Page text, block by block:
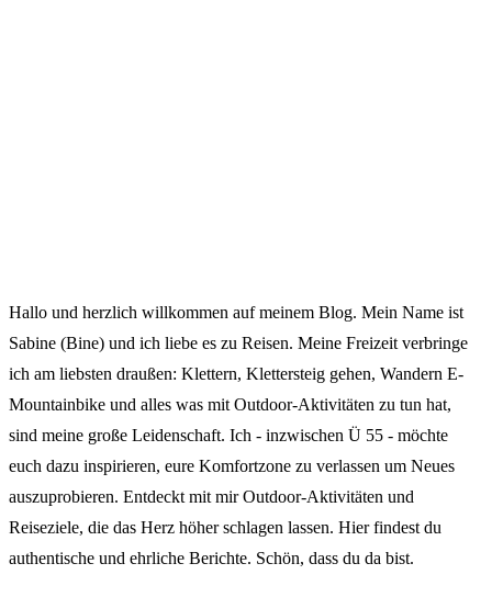
Hallo und herzlich willkommen auf meinem Blog. Mein Name ist
Sabine (Bine) und ich liebe es zu Reisen. Meine Freizeit verbringe
ich am liebsten draußen: Klettern, Klettersteig gehen, Wandern E-
Mountainbike und alles was mit Outdoor-Aktivitäten zu tun hat,
sind meine große Leidenschaft. Ich - inzwischen Ü 55 - möchte
euch dazu inspirieren, eure Komfortzone zu verlassen um Neues
auszuprobieren. Entdeckt mit mir Outdoor-Aktivitäten und
Reiseziele, die das Herz höher schlagen lassen. Hier findest du
authentische und ehrliche Berichte. Schön, dass du da bist.